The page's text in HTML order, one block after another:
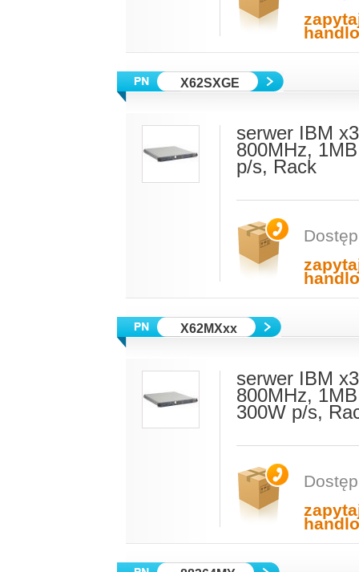
X62SXGE
serwer IBM
800MHz,
p/s, Rack
X62MXxx
serwer IBM
800MHz,
300W p/s,